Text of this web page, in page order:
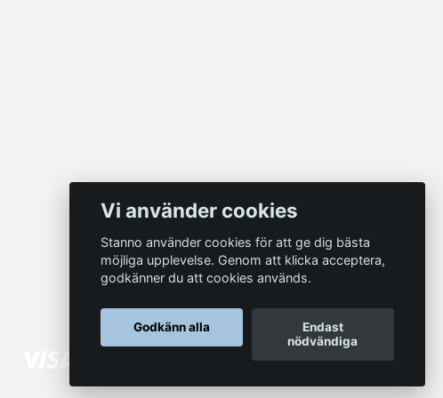
Vi använder cookies
Stanno använder cookies för att ge dig bästa
möjliga upplevelse. Genom att klicka acceptera,
godkänner du att cookies används.
Godkänn alla
Endast
nödvändiga